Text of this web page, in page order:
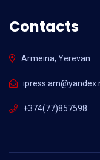
Contacts
Armeina, Yerevan
+374(77)857598